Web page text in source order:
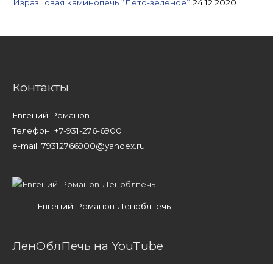
Изразцовая каминопечь “Лето-зеленое” 24.12.2020
Контакты
Евгений Романов
Телефон: +7-931-276-6900
e-mail: 79312766900@yandex.ru
Евгений Романов Леноблпечь
ЛенОблПечь на YouTube